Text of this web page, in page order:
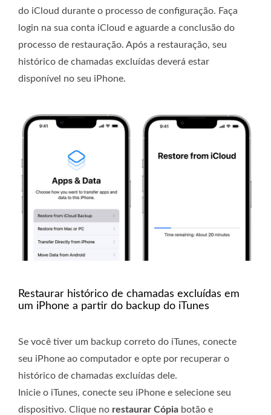
do iCloud durante o processo de configuração. Faça
login na sua conta iCloud e aguarde a conclusão do
processo de restauração. Após a restauração, seu
histórico de chamadas excluídas deverá estar
disponível no seu iPhone.
Restaurar histórico de chamadas excluídas em
um iPhone a partir do backup do iTunes
Se você tiver um backup correto do iTunes, conecte
seu iPhone ao computador e opte por recuperar o
histórico de chamadas excluídas dele.
Inicie o iTunes, conecte seu iPhone e selecione seu
dispositivo. Clique no restaurar Cópia botão e